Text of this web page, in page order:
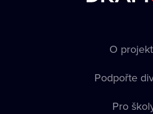
O
Podpořte
Pro